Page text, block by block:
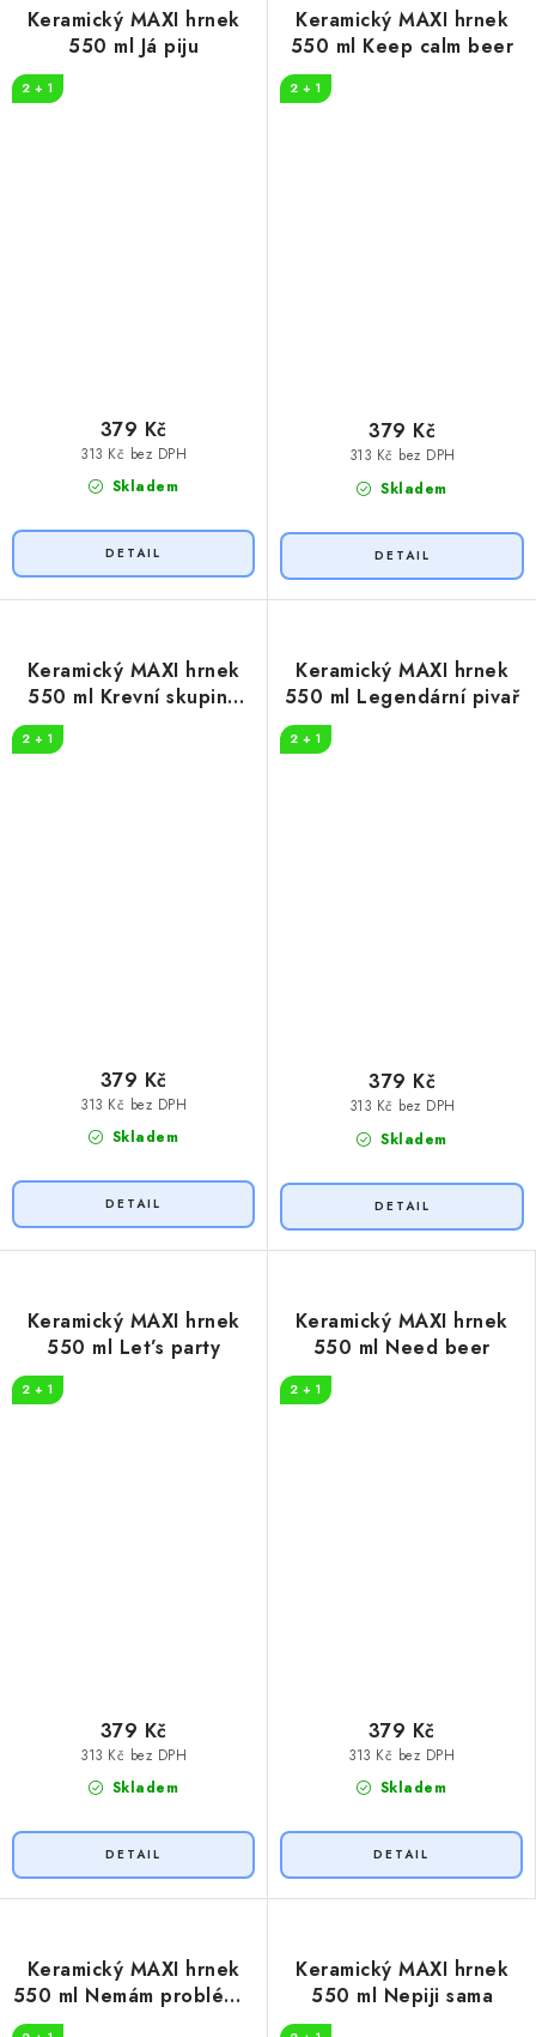
Keramický MAXI hrnek
550 ml Já piju
2 + 1
Skladem
313 Kč bez DPH
379 Kč
Keramický MAXI hrnek
550 ml Keep calm beer
2 + 1
Skladem
313 Kč bez DPH
379 Kč
Keramický MAXI hrnek
550 ml Krevní skupina
2 + 1
Skladem
313 Kč bez DPH
379 Kč
Keramický MAXI hrnek
550 ml Legendární pivař
2 + 1
Skladem
313 Kč bez DPH
379 Kč
Keramický MAXI hrnek
550 ml Let’s party
2 + 1
Skladem
313 Kč bez DPH
379 Kč
Keramický MAXI hrnek
550 ml Need beer
2 + 1
Skladem
313 Kč bez DPH
379 Kč
Keramický MAXI hrnek
550 ml Nemám problém s
Keramický MAXI hrnek
550 ml Nepiji sama